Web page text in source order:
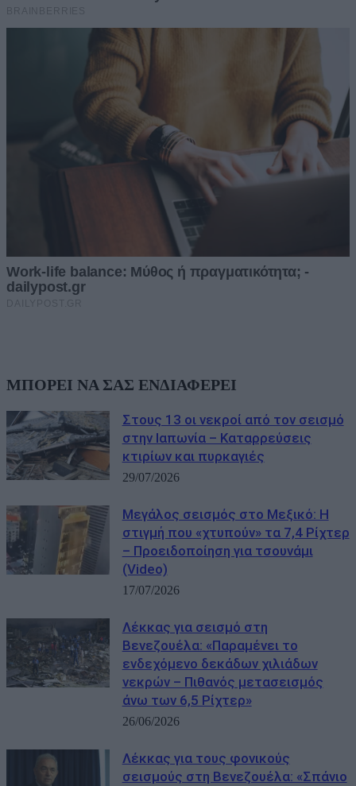
ΜΠΟΡΕΙ ΝΑ ΣΑΣ ΕΝΔΙΑΦΕΡΕΙ
Στους 13 οι νεκροί από τον σεισμό
στην Ιαπωνία – Καταρρεύσεις
κτιρίων και πυρκαγιές
29/07/2026
Μεγάλος σεισμός στο Μεξικό: Η
στιγμή που «χτυπούν» τα 7,4 Ρίχτερ
– Προειδοποίηση για τσουνάμι
(Video)
17/07/2026
Λέκκας για σεισμό στη
Βενεζουέλα: «Παραμένει το
ενδεχόμενο δεκάδων χιλιάδων
νεκρών – Πιθανός μετασεισμός
άνω των 6,5 Ρίχτερ»
26/06/2026
Λέκκας για τους φονικούς
σεισμούς στη Βενεζουέλα: «Σπάνιο